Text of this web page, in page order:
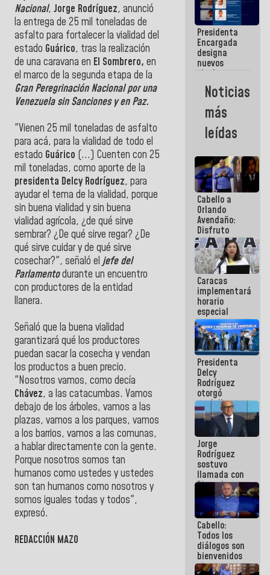
Nacional, Jorge Rodríguez, anunció
la entrega de 25 mil toneladas de
asfalto para fortalecer la vialidad del
estado Guárico, tras la realización
de una caravana en El Sombrero, en
el marco de la segunda etapa de la
Gran Peregrinación Nacional por una
Venezuela sin Sanciones y en Paz.
"Vienen 25 mil toneladas de asfalto
para acá, para la vialidad de todo el
estado Guárico (...) Cuenten con 25
mil toneladas, como aporte de la
presidenta Delcy Rodríguez, para
ayudar el tema de la vialidad, porque
sin buena vialidad y sin buena
vialidad agrícola, ¿de qué sirve
sembrar? ¿De qué sirve regar? ¿De
qué sirve cuidar y de qué sirve
cosechar?", señaló eljefe del
Parlamentodurante un encuentro
con productores de la entidad
llanera.
Señaló que la buena vialidad
garantizará qué los productores
puedan sacar la cosecha y vendan
los productos a buen precio.
"Nosotros vamos, como decía
Chávez, a las catacumbas. Vamos
debajo de los árboles, vamos a las
plazas, vamos a los parques, vamos
a los barrios, vamos a las comunas,
a hablar directamente con la gente.
Porque nosotros somos tan
humanos como ustedes y ustedes
son tan humanos como nosotros y
somos iguales todas y todos",
expresó.
REDACCIÓN MAZO
frente
México Sub
23 en los
Centroamericanos
Presidenta
Encargada
designa
nuevos
titulares en
Viceministerio
de Energía
Eléctrica y
CORPOELEC
Noticias
más
leídas
Cabello a
Orlando
Avendaño:
Disfruto
cada vez
que escribes
porque lo
que haces
es
embarrarla
Caracas
implementará
horario
especial
para
adaptarse
al plan de
ahorro
energético
Presidenta
Delcy
Rodríguez
otorgó
medalla
"Héroe de
Venezuela"
a servidores
públicos
Jorge
Rodríguez
sostuvo
llamada con
Dinorah
Figuera y
acuerdan
primer
encuentro
presencial
para el
diálogo
Cabello:
Todos los
diálogos son
bienvenidos
siempre que